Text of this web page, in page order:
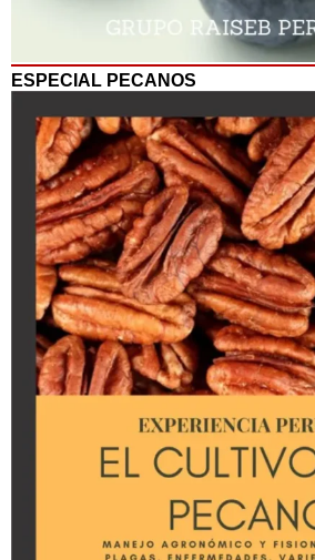
ESPECIAL PECANOS